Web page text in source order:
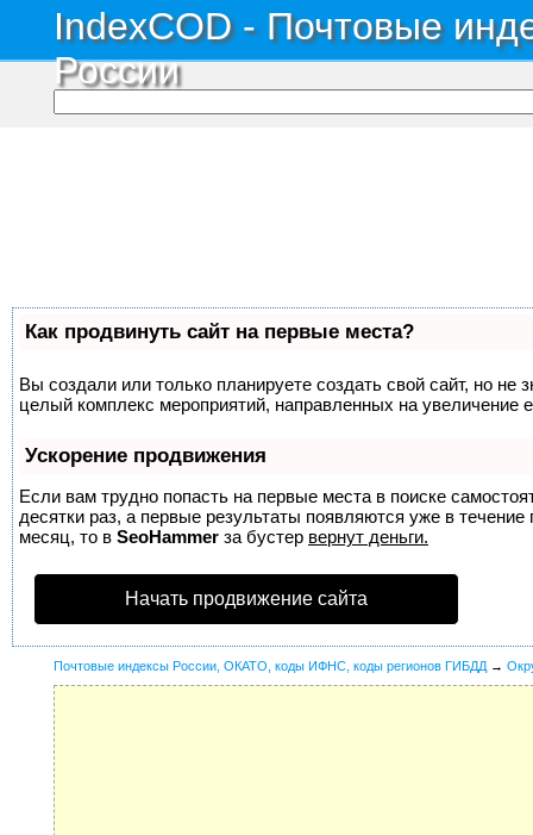
IndexCOD - Почтовые
России
Как продвинуть сайт на первые места?
Вы создали или только планируете создать свой сайт, но не
целый комплекс мероприятий, направленных на увеличение
Ускорение продвижения
Если вам трудно попасть на первые места в поиске
десятки раз, а первые результаты появляются уже в
месяц, то в SeoHammer за бустер вернут деньги.
Начать продвижение сайта
Почтовые индексы России, ОКАТО, коды ИФНС, коды регионов ГИБДД →